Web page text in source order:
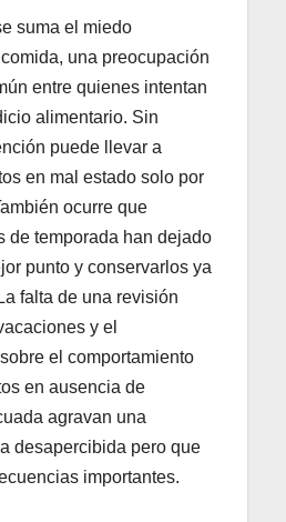
suma el miedo
una preocupación
entre quienes intentan
alimentario. Sin
puede llevar a
en mal estado solo por
ocurre que
de temporada han dejado
punto y conservarlos ya
falta de una revisión
y el
el comportamiento
en ausencia de
agravan una
desapercibida pero que
importantes.